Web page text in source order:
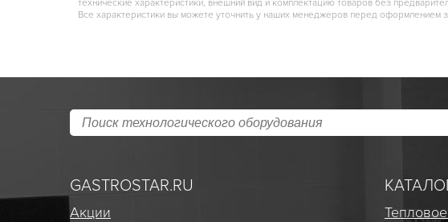
технические характеристики, внешний вид и комплектацию товаров без
Все характеристики вы можете уточнить у наших менеджеров перед оформлением
GASTROSTAR.RU
Акции